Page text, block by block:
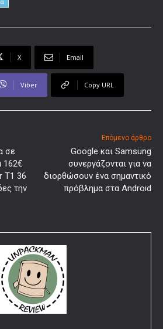
X Email
Viber Copy URL
σε
162€
T1 36
την
Επόμενο άρθρο
Google και Samsung
συνεργάζονται για να
διορθώσουν ένα σημαντικό
πρόβλημα στα Android